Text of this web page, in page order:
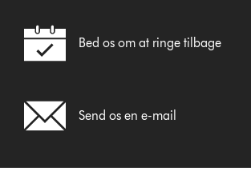
Bed os om at ringe tilbage
Send os en e-mail